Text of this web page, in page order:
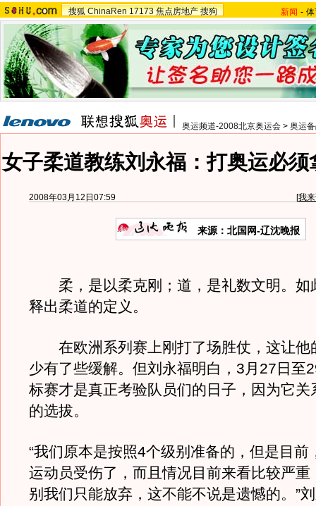
搜狐 ChinaRen 17173 焦点房地产 搜狗 新闻 -
奥运频道-2008北京奥运会 > 奥运
女子柔道教练刘永福：打奥运必须
2008年03月12日07:59 [我
来源：北国网-辽沈晚报
柔，是以柔克刚；道，是礼数文明。如
释出柔道的定义。
在欧洲系列赛上刚打了场胜仗，这让他
少有了些缓解。但刘永福明白，3月27日至
标赛才是真正考验队员们的日子，因为它关
的选拔。
“我们原本是按照4个级别准备的，但是目前
运动员受伤了，而且情况目前来看比较严重
别我们只能放弃，这不能不说是遗憾的。”